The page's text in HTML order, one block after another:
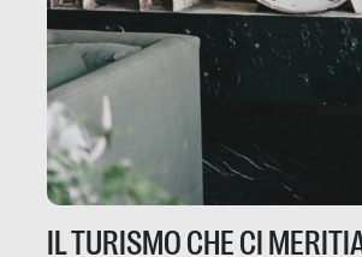
IL TURISMO CHE CI